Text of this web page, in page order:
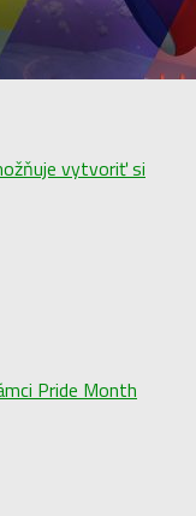
vytvoriť si
Pride Month